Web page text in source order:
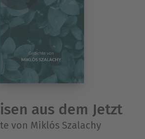
aus dem Jetzt
von Miklós Szalachy